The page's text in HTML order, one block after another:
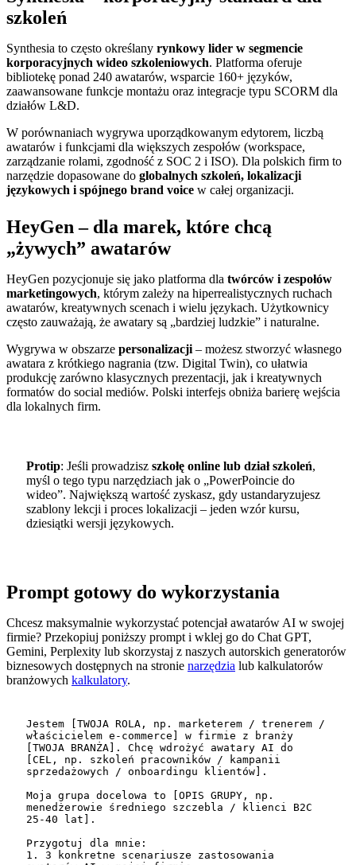
szkoleń
Synthesia to często określany rynkowy lider w segmencie
korporacyjnych wideo szkoleniowych. Platforma oferuje
bibliotekę ponad 240 awatarów, wsparcie 160+ języków,
zaawansowane funkcje montażu oraz integracje typu SCORM dla
działów L&D.
W porównaniach wygrywa uporządkowanym edytorem, liczbą
awatarów i funkcjami dla większych zespołów (workspace,
zarządzanie rolami, zgodność z SOC 2 i ISO). Dla polskich firm to
narzędzie dopasowane do globalnych szkoleń, lokalizacji
językowych i spójnego brand voice w całej organizacji.
HeyGen – dla marek, które chcą
„żywych” awatarów
HeyGen pozycjonuje się jako platforma dla twórców i zespołów
marketingowych, którym zależy na hiperrealistycznych ruchach
awatarów, kreatywnych scenach i wielu językach. Użytkownicy
często zauważają, że awatary są „bardziej ludzkie” i naturalne.
Wygrywa w obszarze personalizacji – możesz stworzyć własnego
awatara z krótkiego nagrania (tzw. Digital Twin), co ułatwia
produkcję zarówno klasycznych prezentacji, jak i kreatywnych
formatów do social mediów. Polski interfejs obniża barierę wejścia
dla lokalnych firm.
Protip: Jeśli prowadzisz szkołę online lub dział szkoleń,
myśl o tego typu narzędziach jak o „PowerPoincie do
wideo”. Największą wartość zyskasz, gdy ustandaryzujesz
szablony lekcji i proces lokalizacji – jeden wzór kursu,
dziesiątki wersji językowych.
Prompt gotowy do wykorzystania
Chcesz maksymalnie wykorzystać potencjał awatarów AI w swojej
firmie? Przekopiuj poniższy prompt i wklej go do Chat GPT,
Gemini, Perplexity lub skorzystaj z naszych autorskich generatorów
biznesowych dostępnych na stronie narzędzia lub kalkulatorów
branżowych kalkulatory.
Jestem [TWOJA ROLA, np. marketerem / trenerem /
właścicielem e-commerce] w firmie z branży
[TWOJA BRANŻA]. Chcę wdrożyć awatary AI do
[CEL, np. szkoleń pracowników / kampanii
sprzedażowych / onboardingu klientów].
Moja grupa docelowa to [OPIS GRUPY, np.
menedżerowie średniego szczebla / klienci B2C
25-40 lat].
Przygotuj dla mnie:
1. 3 konkretne scenariusze zastosowania